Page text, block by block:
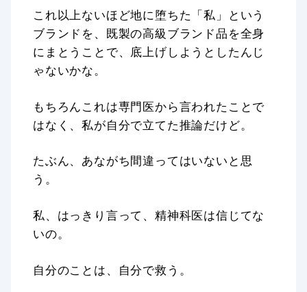
これ以上ないほど地に堕ちた「私」という
ブランドを、既製の高級ブランド品を全身
にまとうことで、底上げしようとしたんじ
ゃないかな。
もちろんこれは専門医から言われたことで
はなく、私が自分で立てた推論だけど。
たぶん、あながち間違ってはいないと思
う。
私、はっきり言って、精神科医は信じてな
いの。
自分のことは、自分で救う。